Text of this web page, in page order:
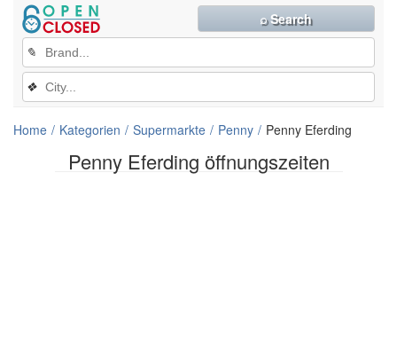
Penny Eferding öffnungszeiten
✎
❖
⌕ Search
Home Kategorien Supermarkte Penny Penny Eferding